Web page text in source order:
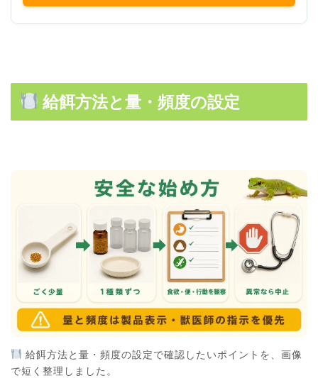
給餌方法と量・頻度の設定
給餌方法と量・頻度の設定で確認したいポイントを、画像
で短く整理しました。